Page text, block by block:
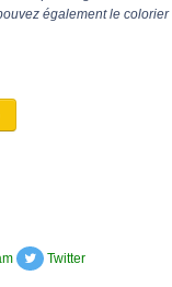
également le colorier
Twitter